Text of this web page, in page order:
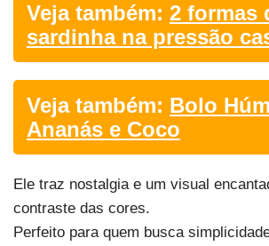
Veja também: 2 formas
sardinha na pressão
Veja também: Bolo
Ananás e Coco
Ele traz nostalgia e um visual
contraste das cores.
Perfeito para quem busca